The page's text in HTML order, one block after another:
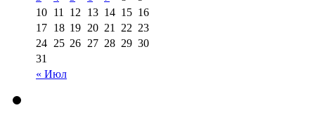
« Июл
10 11 12 13 14 15 16
17 18 19 20 21 22 23
24 25 26 27 28 29 30
31